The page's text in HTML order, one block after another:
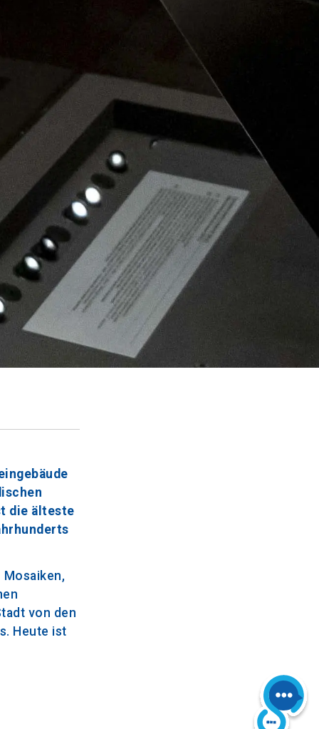
die älteste
von den
Heute ist